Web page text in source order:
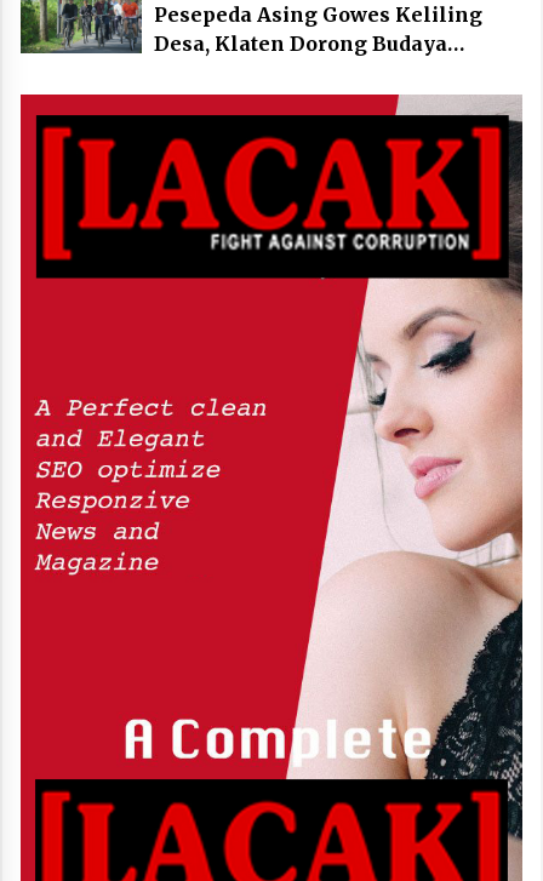
Pesepeda Asing Gowes Keliling
Desa, Klaten Dorong Budaya
Fest 2026